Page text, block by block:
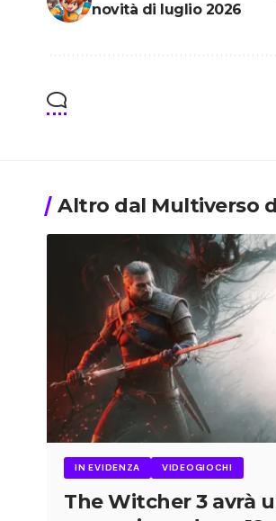
novità di luglio 2026
Altro dal Multiverso
IN EVIDENZA VIDEOGIOCHI
The Witcher 3 avrà